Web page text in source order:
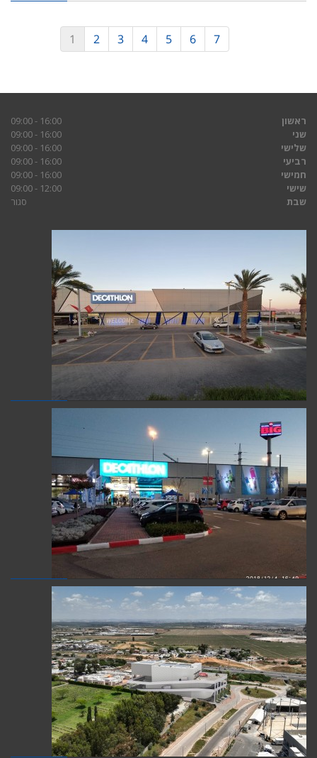
1 2 3 4 5 6 7
ראשון
16:00 - 09:00
שני
16:00 - 09:00
שלישי
16:00 - 09:00
רביעי
16:00 - 09:00
חמישי
16:00 - 09:00
שישי
12:00 - 09:00
שבת
סגור